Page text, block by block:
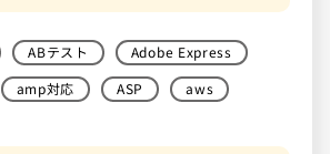
ABテスト
Adobe Express
amp対応 ASP aws